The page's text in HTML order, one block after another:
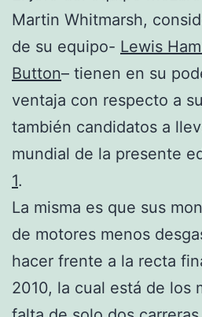
Martin Whitmarsh,
de su equipo- Lewis
Button– tienen en su
ventaja con respecto a
también candidatos a
mundial de la presente
1.
La misma es que sus
de motores menos
hacer frente a la recta
2010, la cual está de los